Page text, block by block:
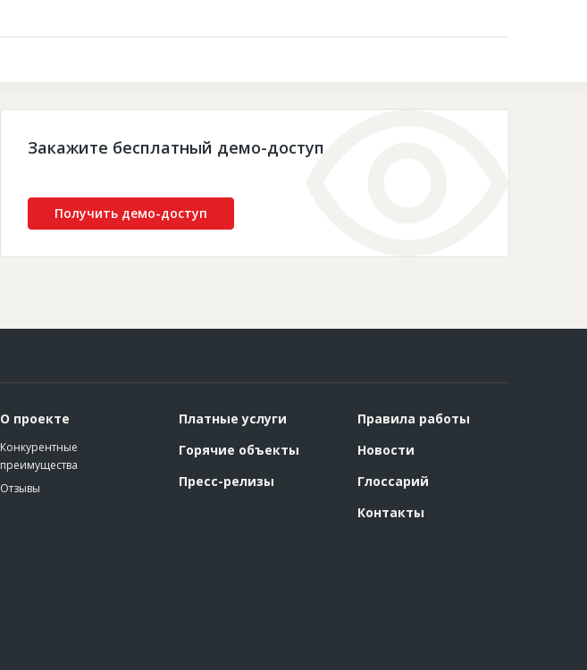
Закажите бесплатный демо-доступ
Получить демо-доступ
О проекте
Конкурентные
преимущества
Отзывы
Платные услуги
Горячие объекты
Пресс-релизы
Правила работы
Новости
Глоссарий
Контакты